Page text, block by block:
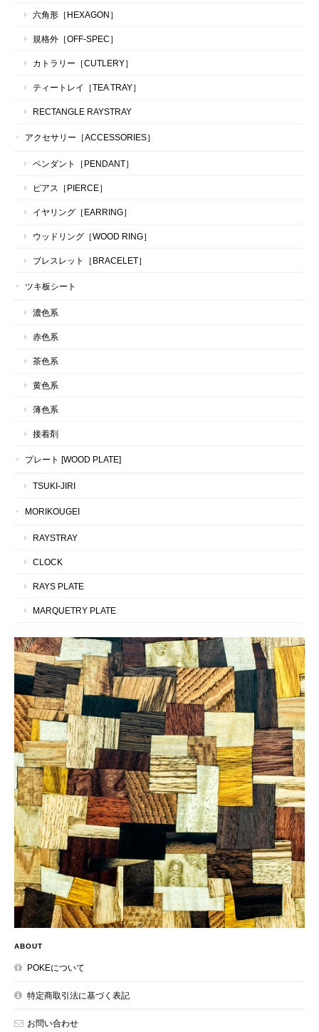
六角形［HEXAGON］
規格外［OFF-SPEC］
カトラリー［CUTLERY］
ティートレイ［TEA TRAY］
RECTANGLE RAYSTRAY
アクセサリー［ACCESSORIES］
ペンダント［PENDANT］
ピアス［PIERCE］
イヤリング［EARRING］
ウッドリング［WOOD RING］
ブレスレット［BRACELET］
ツキ板シート
濃色系
赤色系
茶色系
黄色系
薄色系
接着剤
プレート [WOOD PLATE]
TSUKI-JIRI
MORIKOUGEI
RAYSTRAY
CLOCK
RAYS PLATE
MARQUETRY PLATE
ABOUT
POKEについて
特定商取引法に基づく表記
お問い合わせ